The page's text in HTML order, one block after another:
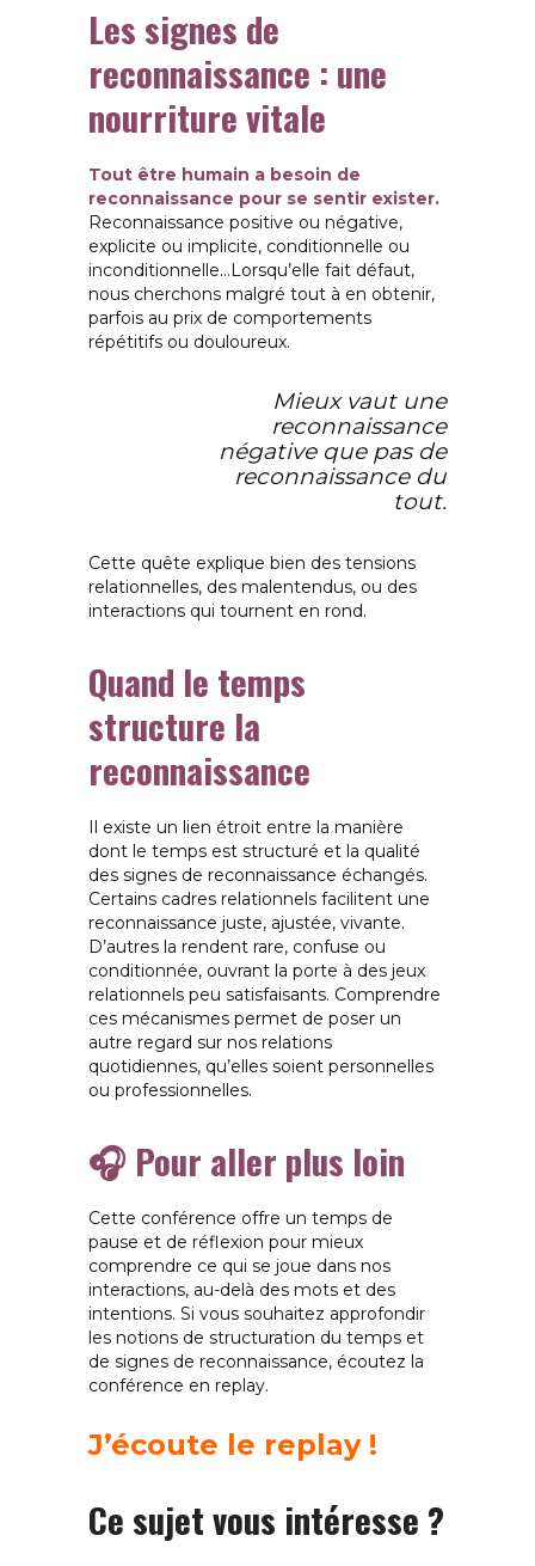
Les signes de
reconnaissance : une
nourriture vitale
Tout être humain a besoin de
reconnaissance pour se sentir exister.
Reconnaissance positive ou négative,
explicite ou implicite, conditionnelle ou
inconditionnelle…Lorsqu’elle fait défaut,
nous cherchons malgré tout à en obtenir,
parfois au prix de comportements
répétitifs ou douloureux.
Mieux vaut une
reconnaissance
négative que pas de
reconnaissance du
tout.
Cette quête explique bien des tensions
relationnelles, des malentendus, ou des
interactions qui tournent en rond.
Quand le temps
structure la
reconnaissance
Il existe un lien étroit entre la manière
dont le temps est structuré et la qualité
des signes de reconnaissance échangés.
Certains cadres relationnels facilitent une
reconnaissance juste, ajustée, vivante.
D’autres la rendent rare, confuse ou
conditionnée, ouvrant la porte à des jeux
relationnels peu satisfaisants. Comprendre
ces mécanismes permet de poser un
autre regard sur nos relations
quotidiennes, qu’elles soient personnelles
ou professionnelles.
🎧 Pour aller plus loin
Cette conférence offre un temps de
pause et de réflexion pour mieux
comprendre ce qui se joue dans nos
interactions, au-delà des mots et des
intentions. Si vous souhaitez approfondir
les notions de structuration du temps et
de signes de reconnaissance, écoutez la
conférence en replay.
J’écoute le replay !
Ce sujet vous intéresse ?